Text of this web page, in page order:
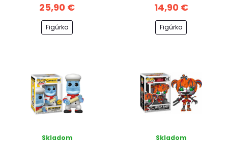
25,90 €
Figúrka
14,90 €
Figúrka
Skladom
Skladom